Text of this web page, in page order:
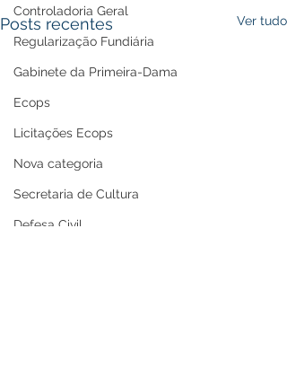
Controladoria Geral
Regularização Fundiária
Gabinete da Primeira-Dama
Ecops
Licitações Ecops
Nova categoria
Secretaria de Cultura
Defesa Civil
Posts recentes Ver tudo